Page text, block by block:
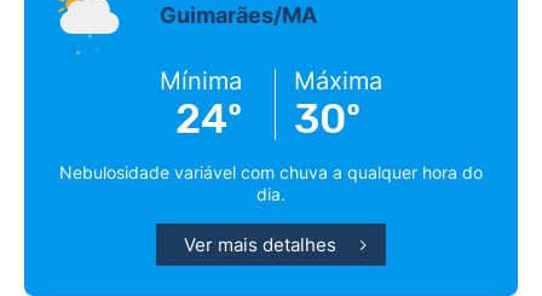
Guimarães/MA
Mínima
24º
Máxima
30º
Nebulosidade variável com chuva a qualquer hora do
dia.
Ver mais detalhes